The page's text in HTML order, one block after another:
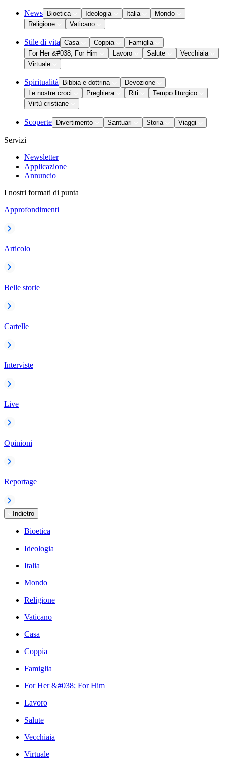
News Bioetica Ideologia Italia
Mondo
Religione
Vaticano
Stile di vita Casa Coppia
Famiglia
For Her &#038; For Him
Lavoro Salute
Vecchiaia
Virtuale
Spiritualità Bibbia e dottrina
Devozione
Le nostre croci
Preghiera Riti
Tempo liturgico
Virtù cristiane
Scoperte Divertimento Santuari Storia Viaggi
Servizi
Newsletter
Applicazione
Annuncio
I nostri formati di punta
Approfondimenti
Articolo
Belle storie
Cartelle
Interviste
Live
Opinioni
Reportage
Indietro
Bioetica
Ideologia
Italia
Mondo
Religione
Vaticano
Casa
Coppia
Famiglia
For Her &#038; For Him
Lavoro
Salute
Vecchiaia
Virtuale